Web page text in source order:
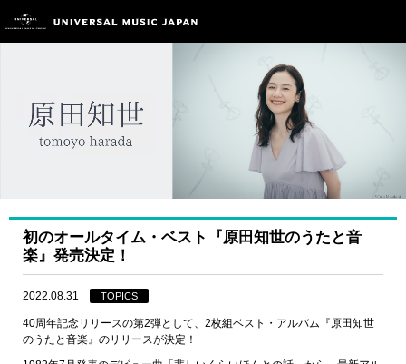
初のオールタイム・ベスト『原田知世のうたと音
楽』発売決定！
2022.08.31 TOPICS
40周年記念リリースの第2弾として、2枚組ベスト・アルバム『原田知世
のうたと音楽』のリリースが決定！